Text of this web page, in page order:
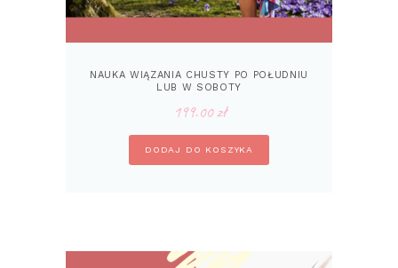
NAUKA WIĄZANIA CHUSTY PO POŁUDNIU
LUB W SOBOTY
199.00zł
DODAJ DO KOSZYKA